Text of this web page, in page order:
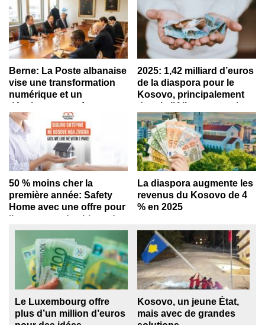
Berne: La Poste albanaise
vise une transformation
numérique et un
développement à travers
l’Union postale
universelle
La Poste albanaise renforce
sa coopération internationale,
réunions à l’Union postale...
2025: 1,42 milliard d’euros
de la diaspora pour le
Kosovo, principalement
depuis l’Allemagne et la
Suisse
Au cours de l’année dernière,
les envois de fonds vers le...
50 % moins cher la
première année: Safety
Home avec une offre pour
l’assurance des biens des
émigrés au Kosovo
Safety Home, plateforme
suisse spécialisée dans
l’assurance des biens au
Kosovo,...
La diaspora augmente les
revenus du Kosovo de 4
% en 2025
provenant de la diaspora au
Kosovo ont...
Le Luxembourg offre
plus d’un million d’euros
Kosovo, un jeune État,
mais avec de grandes